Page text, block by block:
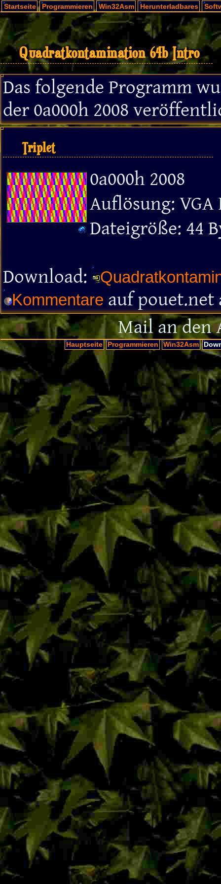
Startseite Programmieren Win32Asm Herunterladbares
Quadratkontamination 64b Intro
Das folgende Programm
der 0a000h 2008
Triplet
0a000h 2008
Auflösung: VGA
Dateigröße: 44
Download:
Kommentare auf pouet.net
Mail an den
Hauptseite Programmieren Win32Asm